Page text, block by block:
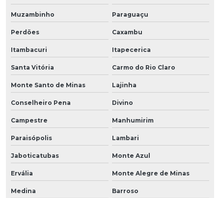
Muzambinho Paraguaçu
Perdões Caxambu
Itambacuri Itapecerica
Santa Vitória Carmo do Rio Claro
Monte Santo de Minas Lajinha
Conselheiro Pena Divino
Campestre Manhumirim
Paraisópolis Lambari
Jaboticatubas Monte Azul
Ervália Monte Alegre de Minas
Medina Barroso